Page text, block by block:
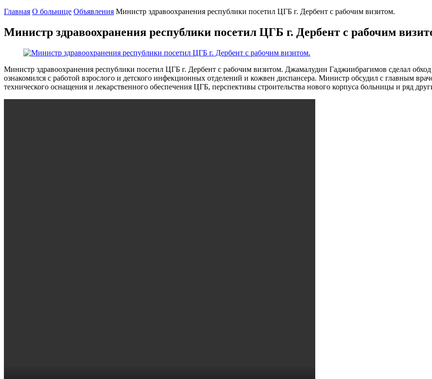
Главная О больнице Объявления Министр здравоохранения республики посетил ЦГБ г. Дербент с рабочим визитом.
Министр здравоохранения республики посетил ЦГБ г. Дербент с рабочим
Министр здравоохранения республики посетил ЦГБ г. Дербент с рабочим визитом. Джамалудин Гаджиибрагимов сделал
ознакомился с работой взрослого и детского инфекционных отделений и кожвен диспансера. Министр обсудил с главным
технического оснащения и лекарственного обеспечения ЦГБ, перспективы строительства нового корпуса больницы и ряд